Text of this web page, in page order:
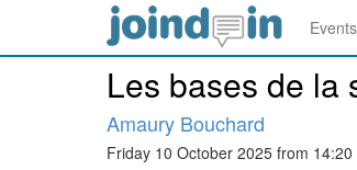
Events
Les bases de la
Amaury Bouchard
Friday 10 October 2025 from 14:20